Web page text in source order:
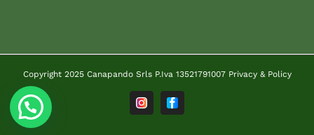
Copyright 2025 Canapando Srls P.Iva 13521791007 Privacy & Policy
InstagramFacebook